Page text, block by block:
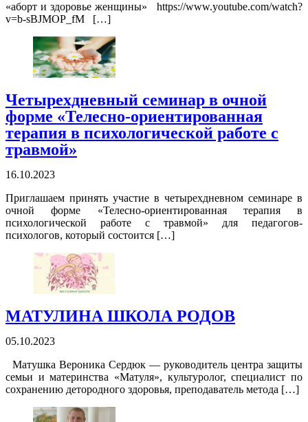
«аборт и здоровье женщины» https://www.youtube.com/watch?
v=b-sBJMOP_fM […]
Четырехдневный семинар в очной
форме «Телесно-ориентированная
терапия в психологической работе с
травмой»
16.10.2023
Приглашаем принять участие в четырехдневном семинаре в
очной форме «Телесно-ориентированная терапия в
психологической работе с травмой» для педагогов-
психологов, который состоится […]
МАТУЛИНА ШКОЛА РОДОВ
05.10.2023
Матушка Вероника Сердюк — руководитель центра защиты
семьи и материнства «Матуля», культуролог, специалист по
сохранению детородного здоровья, преподаватель метода […]